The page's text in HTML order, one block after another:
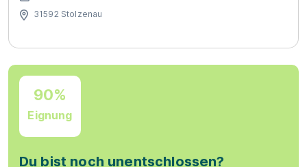
31592 Stolzenau
90%
Eignung
Du bist noch unentschlossen?